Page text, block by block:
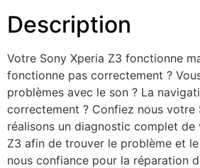
Description
Votre Sony Xperia Z3 fonctionne
fonctionne pas correctement ?
problèmes avec le son ? La
correctement ? Confiez nous votre
réalisons un diagnostic complet de
Z3 afin de trouver le problème et
nous confiance pour la réparation